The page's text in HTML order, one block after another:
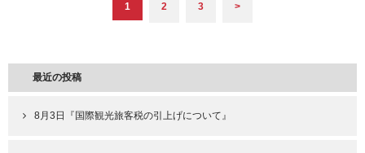
1 2 3 >
最近の投稿
8月3日『国際観光旅客税の引上げについて』